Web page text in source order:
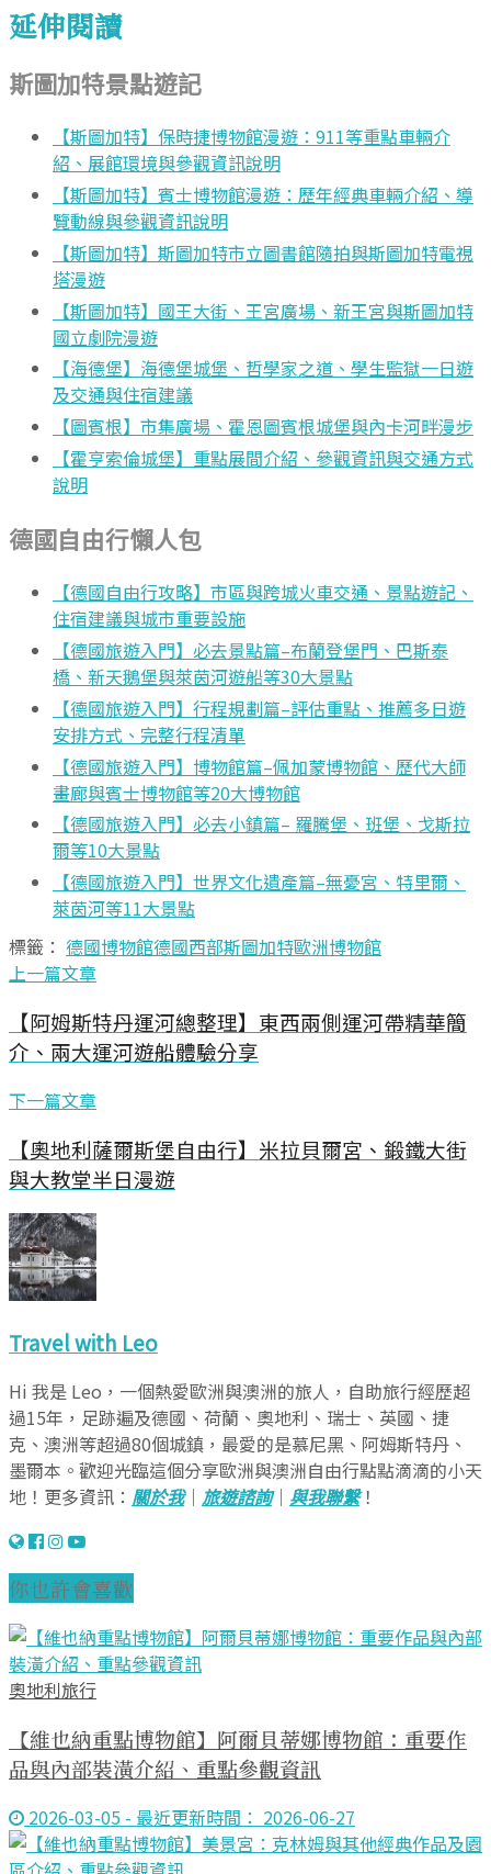
延伸閱讀
斯圖加特景點遊記
【斯圖加特】保時捷博物館漫遊：911等重點車輛介
紹、展館環境與參觀資訊說明
【斯圖加特】賓士博物館漫遊：歷年經典車輛介紹、導
覽動線與參觀資訊說明
【斯圖加特】斯圖加特市立圖書館隨拍與斯圖加特電視
塔漫遊
【斯圖加特】國王大街、王宮廣場、新王宮與斯圖加特
國立劇院漫遊
【海德堡】海德堡城堡、哲學家之道、學生監獄一日遊
及交通與住宿建議
【圖賓根】市集廣場、霍恩圖賓根城堡與內卡河畔漫步
【霍亨索倫城堡】重點展間介紹、參觀資訊與交通方式
說明
德國自由行懶人包
【德國自由行攻略】市區與跨城火車交通、景點遊記、
住宿建議與城市重要設施
【德國旅遊入門】必去景點篇–布蘭登堡門、巴斯泰
橋、新天鵝堡與萊茵河遊船等30大景點
【德國旅遊入門】行程規劃篇–評估重點、推薦多日遊
安排方式、完整行程清單
【德國旅遊入門】博物館篇–佩加蒙博物館、歷代大師
畫廊與賓士博物館等20大博物館
【德國旅遊入門】必去小鎮篇– 羅騰堡、班堡、戈斯拉
爾等10大景點
【德國旅遊入門】世界文化遺產篇–無憂宮、特里爾、
萊茵河等11大景點
標籤： 德國博物館德國西部斯圖加特歐洲博物館
上一篇文章
【阿姆斯特丹運河總整理】東西兩側運河帶精華簡
介、兩大運河遊船體驗分享
下一篇文章
【奧地利薩爾斯堡自由行】米拉貝爾宮、鍛鐵大街
與大教堂半日漫遊
Travel with Leo
Hi 我是 Leo，一個熱愛歐洲與澳洲的旅人，自助旅行經歷超
過15年，足跡遍及德國、荷蘭、奧地利、瑞士、英國、捷
克、澳洲等超過80個城鎮，最愛的是慕尼黑、阿姆斯特丹、
墨爾本。歡迎光臨這個分享歐洲與澳洲自由行點點滴滴的小天
地！更多資訊： 關於我｜ 旅遊諮詢｜ 與我聯繫！
你也許會喜歡
奧地利旅行
【維也納重點博物館】阿爾貝蒂娜博物館：重要作
品與內部裝潢介紹、重點參觀資訊
2026-03-05 - 最近更新時間： 2026-06-27